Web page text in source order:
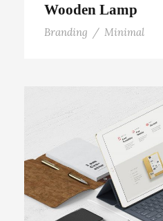
Wooden Lamp
Branding / Minimal
Minimal